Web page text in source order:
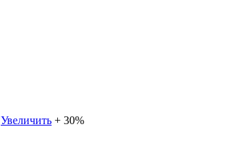
Увеличить + 30%